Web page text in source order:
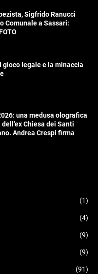
Sigfrido Ranucci
Comunale a Sassari:
gioco legale e la minaccia
una medusa olografica
Chiesa dei Santi
Andrea Crespi firma
(1)
(4)
(9)
(9)
(91)